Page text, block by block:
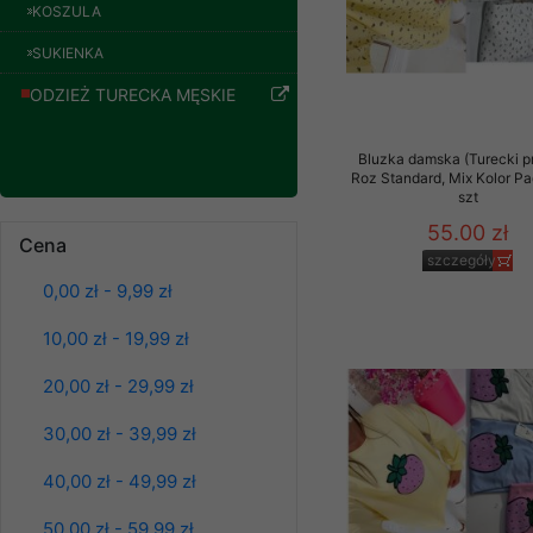
KOSZULA
SUKIENKA
ODZIEŻ TURECKA MĘSKIE
Cena
0,00 zł - 9,99 zł
10,00 zł - 19,99 zł
20,00 zł - 29,99 zł
30,00 zł - 39,99 zł
40,00 zł - 49,99 zł
Spodnie damskie
szczegóły
Bluzka damska (Turecki
Roz Standard, Mix Kolor
szt
55.00 zł
szczegóły
znajdziesz
Potrzebujemy na to
Wyrażenie zgody jest
wpływa na zgodność
Dodatkowe
Twoich danych,
Polityka prywatności
Polityka prywatności
Zapewniamy naszym